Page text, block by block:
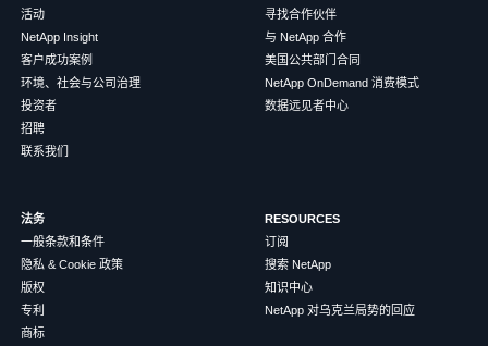
活动
NetApp Insight
客户成功案例
环境、社会与公司治理
投资者
招聘
联系我们
寻找合作伙伴
与 NetApp 合作
美国公共部门合同
NetApp OnDemand 消费模式
数据远见者中心
法务
一般条款和条件
隐私 & Cookie 政策
版权
专利
商标
RESOURCES
订阅
搜索 NetApp
知识中心
NetApp 对乌克兰局势的回应